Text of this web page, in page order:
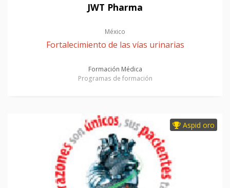
JWT Pharma
México
Fortalecimiento de las vías urinarias
Formación Médica
Programas de formación
Aspid oro